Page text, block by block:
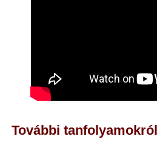
További